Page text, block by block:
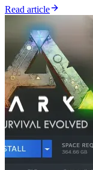
Read article